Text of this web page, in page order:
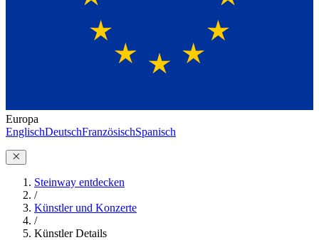
Europa
EnglischDeutschFranzösischSpanisch
Steinway entdecken
/
Künstler und Konzerte
/
Künstler Details